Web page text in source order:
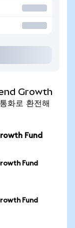
Growth
로 환전해
Fund
Fund
Fund